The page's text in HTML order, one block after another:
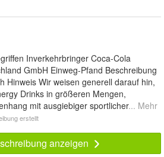
Inverkehrbringer Coca-Cola
GmbH Einweg-Pfand Beschreibung
Hinweis Wir weisen generell darauf hin,
Drinks in größeren Mengen,
mit ausgiebiger sportlicher... Mehr
erstellt
anzeigen